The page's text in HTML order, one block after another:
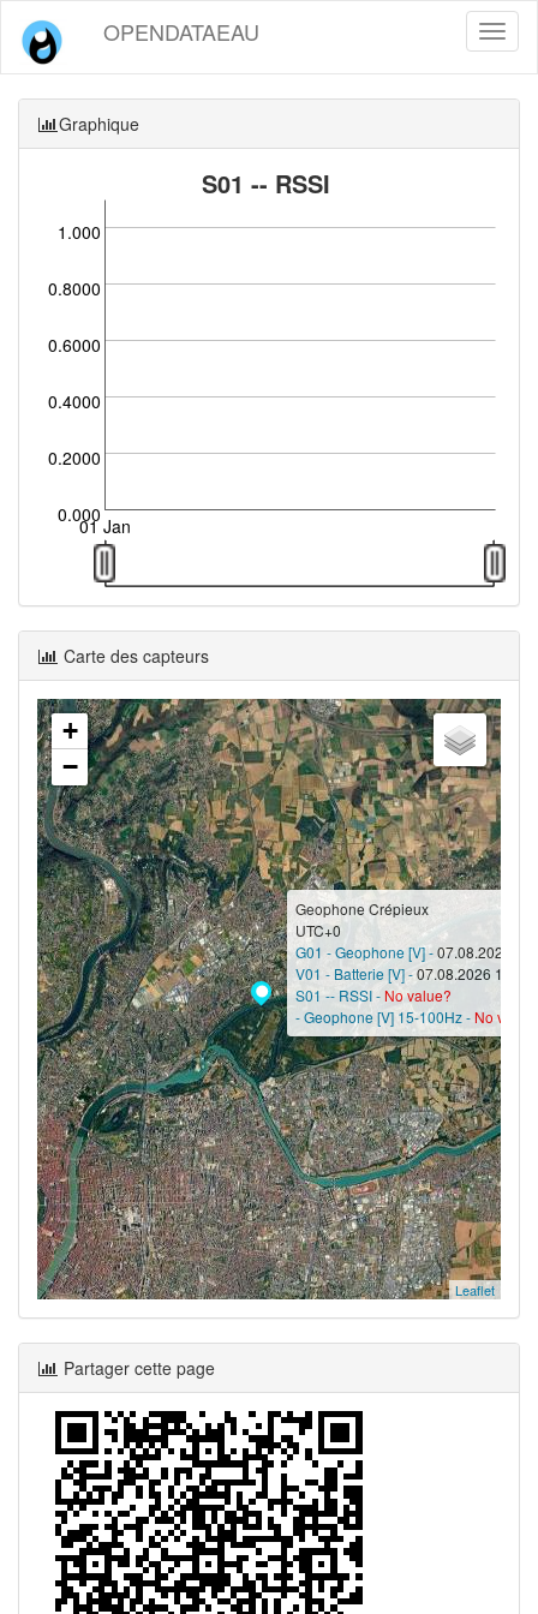
OPENDATAEAU
Graphique
S01 -- RSSI
0.000
0.2000
0.4000
0.6000
0.8000
1.000
01 Jan
Carte des capteurs
Geophone Crépieux
UTC+0
G01 - Geophone [V] -07.08.2026
V01 - Batterie [V] -07.08.2026 15:41
S01 -- RSSI - No value?
- Geophone [V] 15-100Hz - No
+
−
Leaflet
Partager cette page